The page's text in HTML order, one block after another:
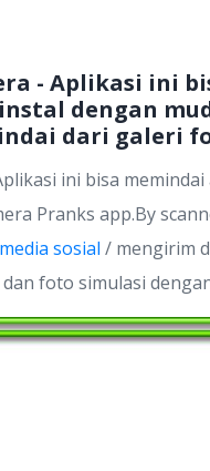
- Aplikasi ini
dengan
dari galeri
ini bisa
Pranks app.By
media sosial / mengirim
foto simulasi